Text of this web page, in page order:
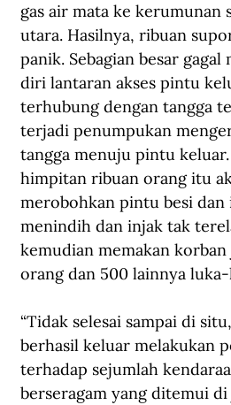
gas air mata ke
utara. Hasilnya, ribuan
panik. Sebagian besar
diri lantaran akses pintu
terhubung dengan tangga
terjadi penumpukan
tangga menuju pintu
himpitan ribuan orang itu
merobohkan pintu besi dan
menindih dan injak tak
kemudian memakan
orang dan 500 lainnya
“Tidak selesai sampai di
berhasil keluar melakukan
terhadap sejumlah
berseragam yang ditemui